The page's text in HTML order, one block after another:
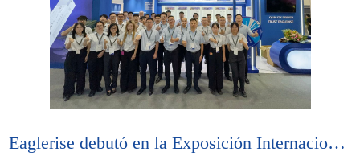
Eaglerise debutó en la Exposición Internacional de Iluminación de Guangzhou 2025